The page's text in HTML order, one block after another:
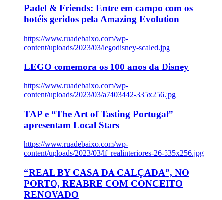
Padel & Friends: Entre em campo com os
hotéis geridos pela Amazing Evolution
https://www.ruadebaixo.com/wp-
content/uploads/2023/03/legodisney-scaled.jpg
LEGO comemora os 100 anos da Disney
https://www.ruadebaixo.com/wp-
content/uploads/2023/03/a7403442-335x256.jpg
TAP e “The Art of Tasting Portugal”
apresentam Local Stars
https://www.ruadebaixo.com/wp-
content/uploads/2023/03/lf_realinteriores-26-335x256.jpg
“REAL BY CASA DA CALÇADA”, NO
PORTO, REABRE COM CONCEITO
RENOVADO